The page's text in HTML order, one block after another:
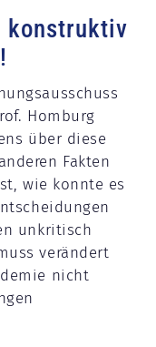
konstruktiv
Homburg
über diese
Fakten
wie konnte es
unkritisch
verändert
nicht